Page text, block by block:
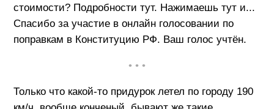
стоимости? Подробности тут. Нажимаешь тут и...
Спасибо за участие в онлайн голосовании по
поправкам в Конституцию РФ. Ваш голос учтён.
• • •
Только что какой-то придурок летел по городу 190